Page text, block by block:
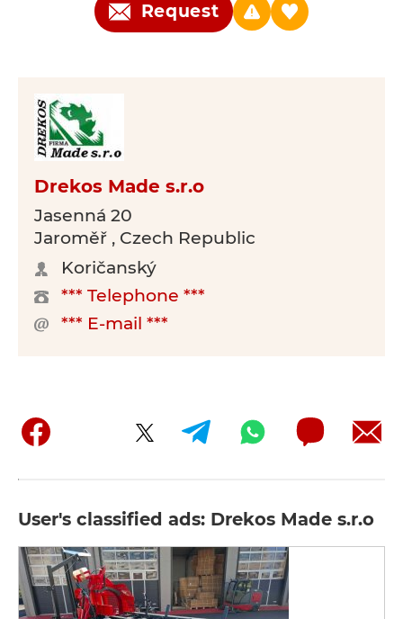
Request
Drekos Made s.r.o
Jasenná 20
Jaroměř , Czech Republic
Koričanský
*** Telephone ***
*** E-mail ***
User's classified ads: Drekos Made s.r.o